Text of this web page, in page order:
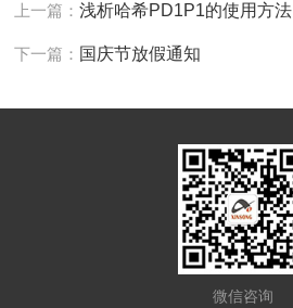
上一篇：浅析哈希PD1P1的使用方法
下一篇： 国庆节放假通知
微信咨询